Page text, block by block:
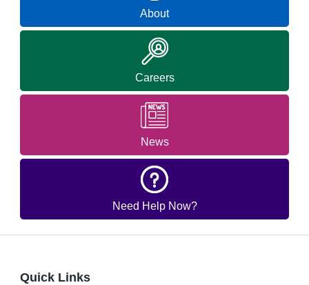
About
Careers
News
Need Help Now?
Quick Links